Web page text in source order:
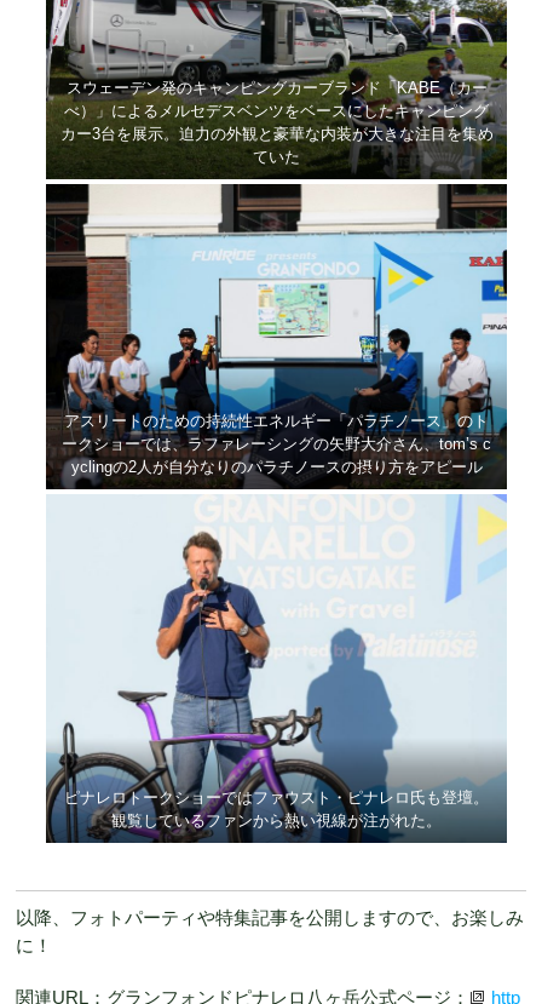
スウェーデン発のキャンピングカーブランド「KABE（カー
べ）」によるメルセデスベンツをベースにしたキャンピング
カー3台を展示。迫力の外観と豪華な内装が大きな注目を集め
ていた
アスリートのための持続性エネルギー「パラチノース」のト
ークショーでは、ラファレーシングの矢野大介さん、tom’s c
yclingの2人が自分なりのパラチノースの摂り方をアピール
ピナレロトークショーではファウスト・ピナレロ氏も登壇。
観覧しているファンから熱い視線が注がれた。
以降、フォトパーティや特集記事を公開しますので、お楽しみ
に！
関連URL：グランフォンドピナレロ八ヶ岳公式ページ： http